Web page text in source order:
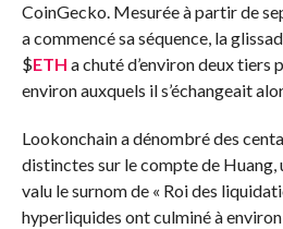
CoinGecko. Mesurée à partir de
a commencé sa séquence, la
$ETH a chuté d’environ deux tiers
environ auxquels il s’échangeait
Lookonchain a dénombré des
distinctes sur le compte de Huang,
valu le surnom de « Roi des
hyperliquides ont culminé à